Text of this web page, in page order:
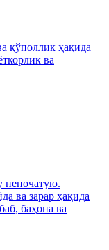
қўполлик ҳақида
ва
непочатую.
ва зарар ҳақида
баҳона ва